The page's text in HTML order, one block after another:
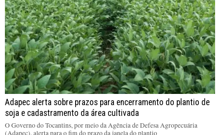
Adapec alerta sobre prazos para encerramento do plantio de
soja e cadastramento da área cultivada
O Governo do Tocantins, por meio da Agência de Defesa Agropecuária
(Adapec), alerta para o fim do prazo da janela do plantio